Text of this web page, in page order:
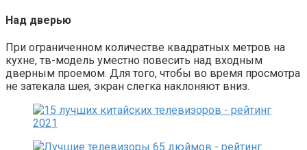
Над дверью
При ограниченном количестве квадратных метров на
кухне, тв-модель уместно повесить над входным
дверным проемом. Для того, чтобы во время просмотра
не затекала шея, экран слегка наклоняют вниз.